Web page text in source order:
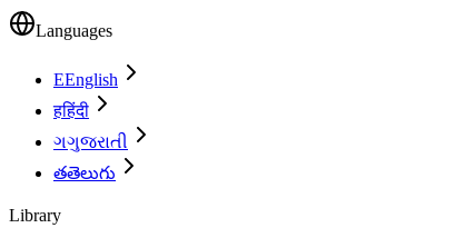
Languages
EEnglish
हहिंदी
ગગુજરાતી
తతెలుగు
Library